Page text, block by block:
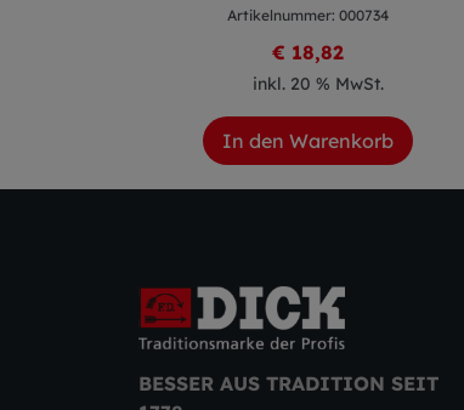
Artikelnummer: 000734
€ 18,82
inkl. 20 % MwSt.
In den Warenkorb
BESSER AUS TRADITION SEIT